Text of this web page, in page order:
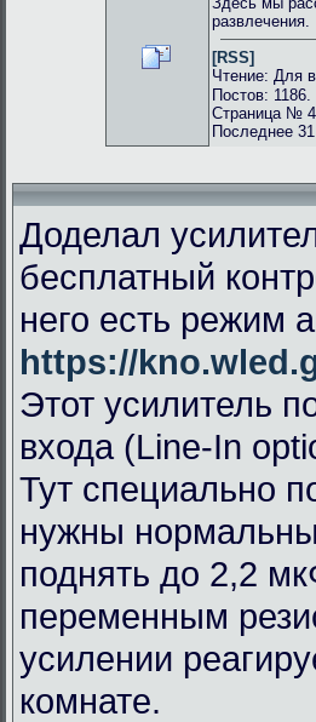
развлечения.
[RSS]
Чтение: Для
Постов: 1186.
Страница №
Последнее
Доделал
бесплатный
него есть режим
https://
Этот усилитель
входа (Line-In
Тут специально
нужны
поднять до 2,2
переменным
усилении
комнате.